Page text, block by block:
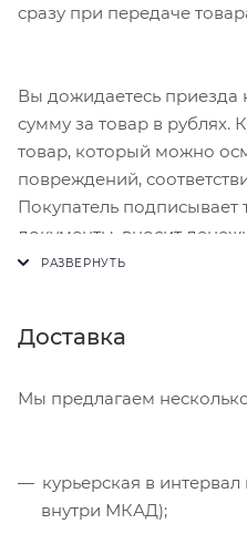
сразу при передаче
Вы дожидаетесь приезда
сумму за товар в рублях.
товар, который можно
повреждений,
Покупатель
документы, вносит
чек.
Доставка
Мы предлагаем
курьерская в
внутри МКАД);